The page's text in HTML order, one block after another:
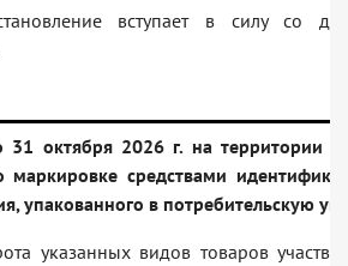
вступает в силу со
октября 2026 г. на территории
маркировке средствами
упакованного в потребительскую
указанных видов товаров